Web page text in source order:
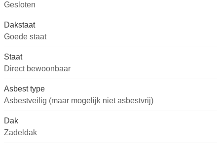
Gesloten
Dakstaat
Goede staat
Staat
Direct bewoonbaar
Asbest type
Asbestveilig (maar mogelijk niet asbestvrij)
Dak
Zadeldak